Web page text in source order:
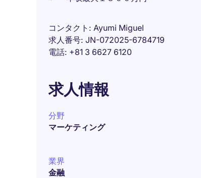
コンタクト
Ayumi Miguel
求人番号 JN-072025-6784719
電話 +81 3 6627 6120
求人情報
分野
マーケティング
業界
金融